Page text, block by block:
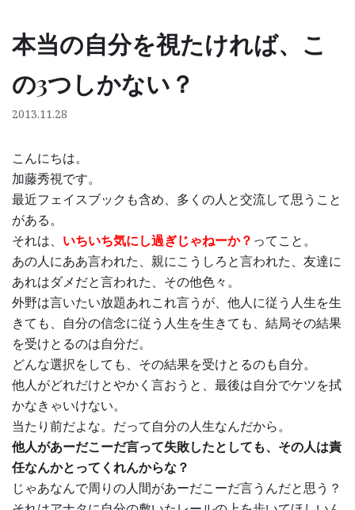
コ
テ
ス
キ
ッ
プ
本当の自分を視たければ、こ
の3つしかない？
2013.11.28
こんにちは。
加藤秀視です。
最近フェイスブックも含め、多くの人と交流して思うこと
がある。
それは、 いちいち気にし過ぎじゃねーか？ ってこと。
あの人にああ言われた、親にこうしろと言われた、友達に
あれはダメだと言われた、その他色々。
外野は言いたい放題あれこれ言うが、他人に従う人生を生
きても、自分の信念に従う人生を生きても、結局その結果
を受けとるのは自分だ。
どんな選択をしても、その結果を受けとるのも自分。
他人がどれだけとやかく言おうと、最後は自分でケツを拭
かなきゃいけない。
当たり前だよな。だって自分の人生なんだから。
他人があーだこーだ言って失敗したとしても、その人は責
任なんかとってくれんからな？
じゃあなんで周りの人間があーだこーだ言うんだと思う？